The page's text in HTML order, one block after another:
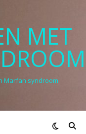
MET
Marfan syndroom